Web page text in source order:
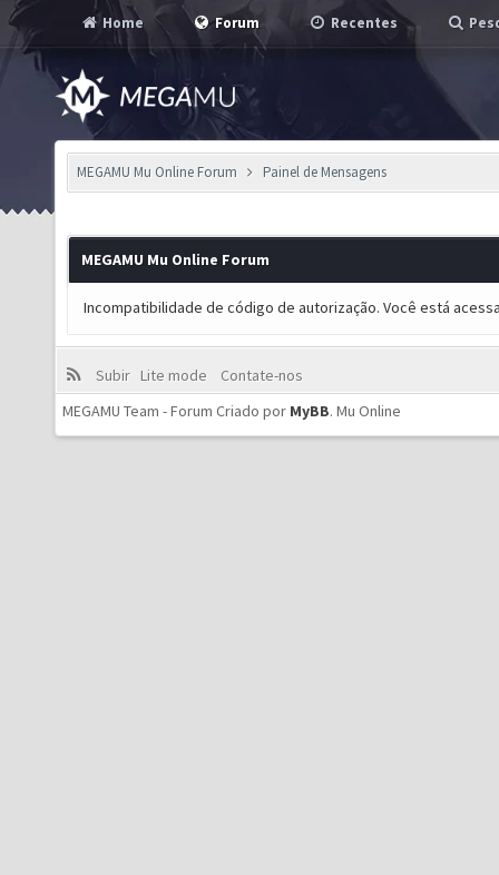
Home Forum Recentes
MEGAMU Mu Online Forum Painel de Mensagens
MEGAMU Mu Online Forum
Incompatibilidade de código de autorização. Você está
Subir Lite mode
Contate-nos
MEGAMU Team - Forum Criado por MyBB. Mu Online